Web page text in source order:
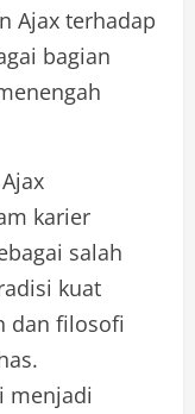
Ajax terhadap
bagian
karier
salah
kuat
dan filosofi
menjadi